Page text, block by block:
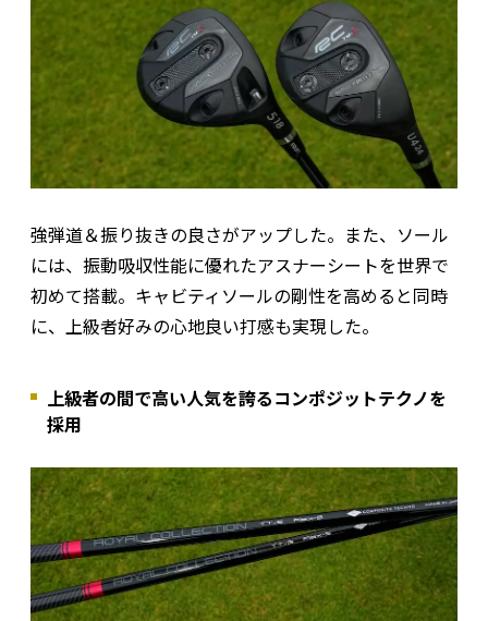
強弾道＆振り抜きの良さがアップした。また、ソール
には、振動吸収性能に優れたアスナーシートを世界で
初めて搭載。キャビティソールの剛性を高めると同時
に、上級者好みの心地良い打感も実現した。
上級者の間で高い人気を誇るコンポジットテクノを
採用